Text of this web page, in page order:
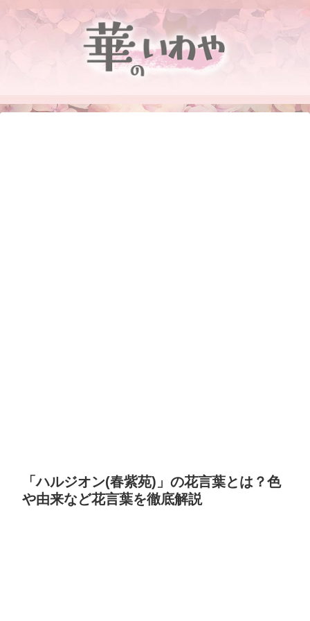
「ハルジオン(春紫苑)」の花言葉とは？色
や由来など花言葉を徹底解説